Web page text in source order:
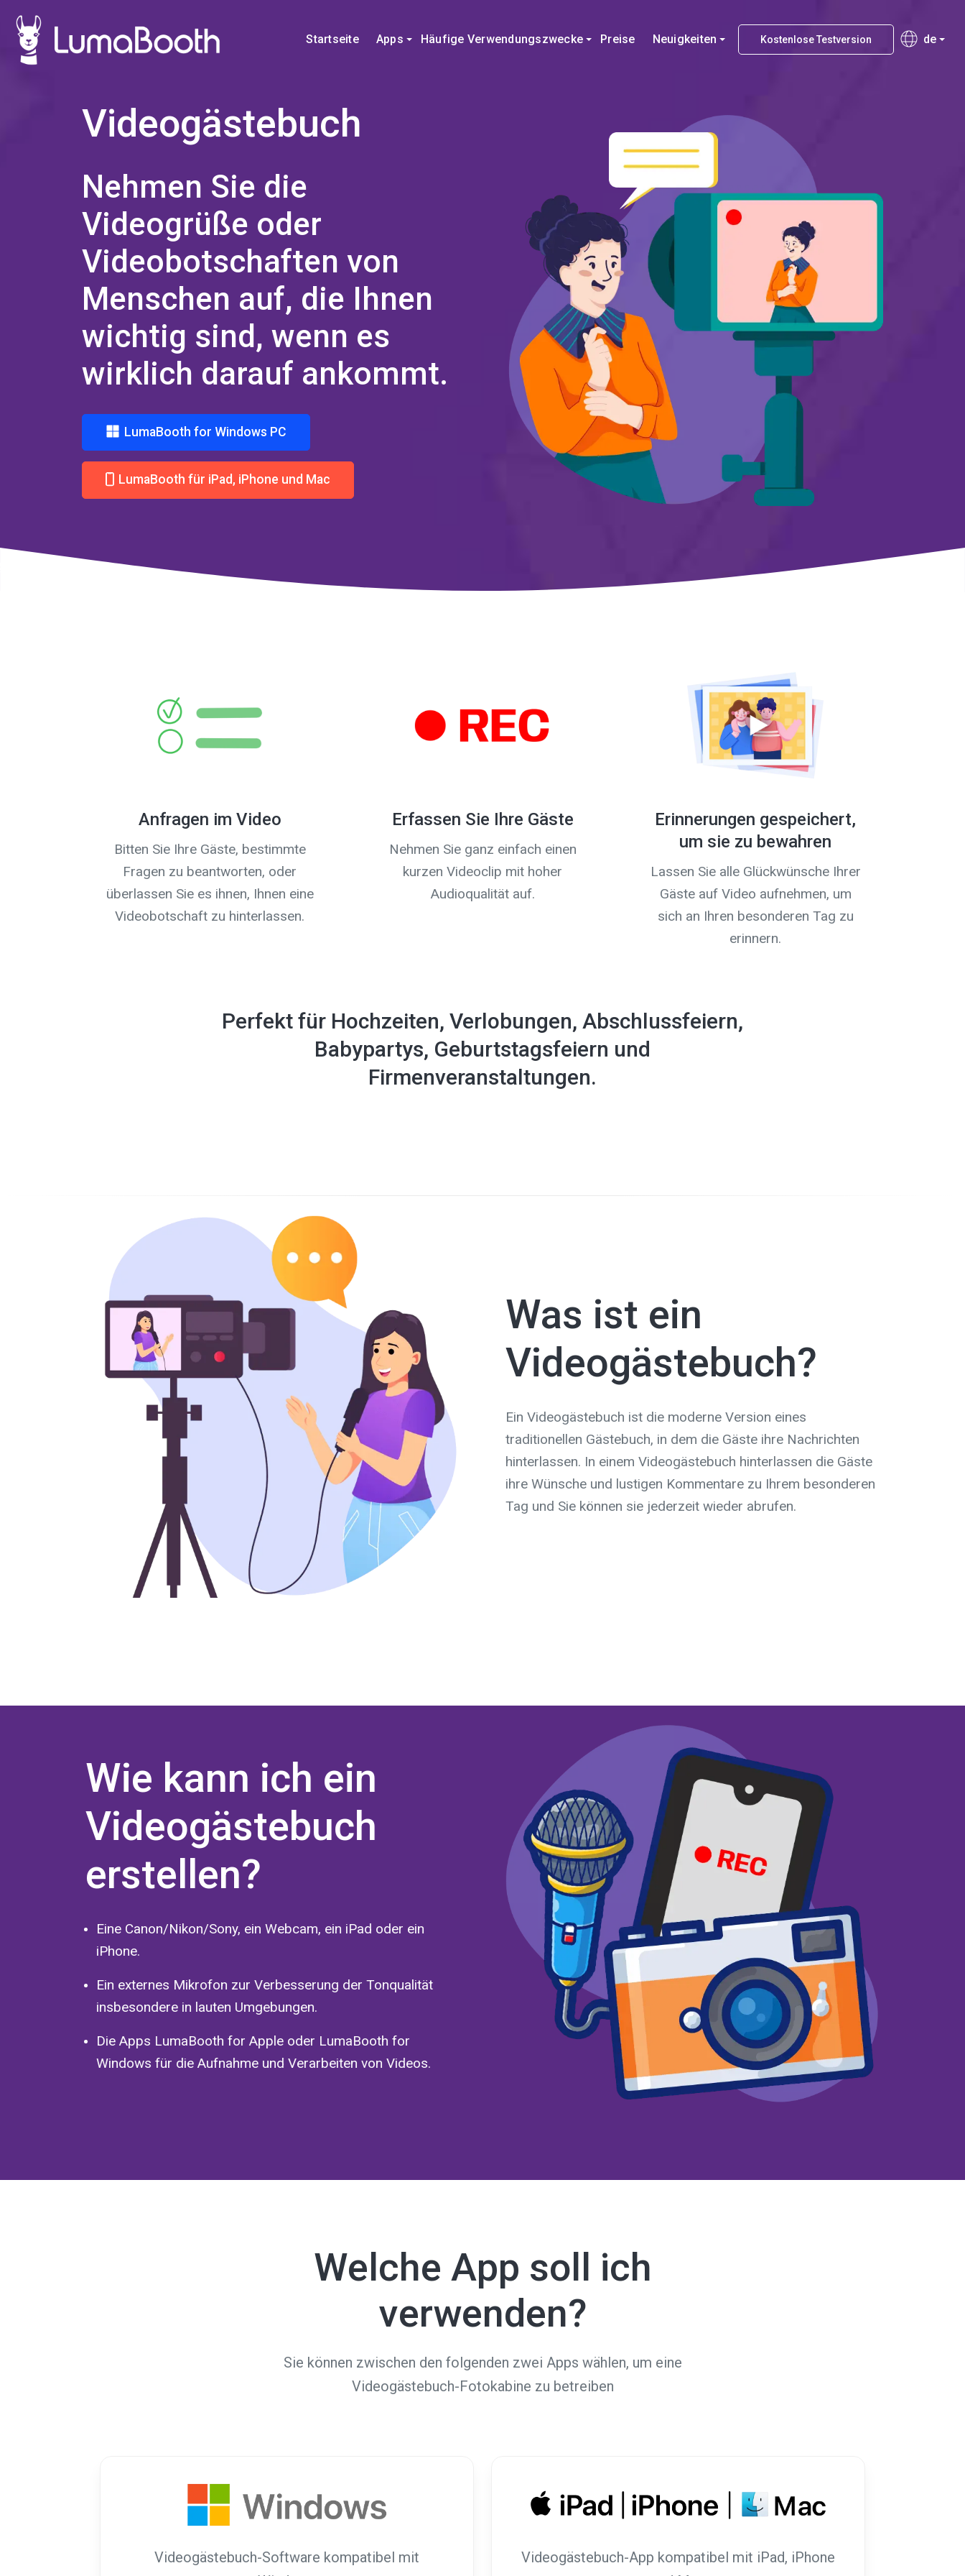
Startseite Apps Häufige Verwendungszwecke Preise Neuigkeiten Kostenlose Testversion de
Videogästebuch
Nehmen Sie die
Videogrüße oder
Videobotschaften von
Menschen auf, die Ihnen
wichtig sind, wenn es
wirklich darauf ankommt.
LumaBooth for Windows PC
LumaBooth für iPad, iPhone und Mac
Anfragen im Video
Bitten Sie Ihre Gäste, bestimmte
Fragen zu beantworten, oder
überlassen Sie es ihnen, Ihnen eine
Videobotschaft zu hinterlassen.
Erfassen Sie Ihre Gäste
Nehmen Sie ganz einfach einen
kurzen Videoclip mit hoher
Audioqualität auf.
Erinnerungen gespeichert,
um sie zu bewahren
Lassen Sie alle Glückwünsche Ihrer
Gäste auf Video aufnehmen, um
sich an Ihren besonderen Tag zu
erinnern.
Perfekt für Hochzeiten, Verlobungen, Abschlussfeiern,
Babypartys, Geburtstagsfeiern und
Firmenveranstaltungen.
Was ist ein
Videogästebuch?
Ein Videogästebuch ist die moderne Version eines
traditionellen Gästebuch, in dem die Gäste ihre Nachrichten
hinterlassen. In einem Videogästebuch hinterlassen die Gäste
ihre Wünsche und lustigen Kommentare zu Ihrem besonderen
Tag und Sie können sie jederzeit wieder abrufen.
Wie kann ich ein
Videogästebuch
erstellen?
Eine Canon/Nikon/Sony, ein Webcam, ein iPad oder ein
iPhone.
Ein externes Mikrofon zur Verbesserung der Tonqualität
insbesondere in lauten Umgebungen.
Die Apps LumaBooth for Apple oder LumaBooth for
Windows für die Aufnahme und Verarbeiten von Videos.
Welche App soll ich
verwenden?
Sie können zwischen den folgenden zwei Apps wählen, um eine
Videogästebuch-Fotokabine zu betreiben
Videogästebuch-Software kompatibel mit
Videogästebuch-App kompatibel mit iPad, iPhone